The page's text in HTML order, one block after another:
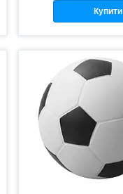
Купити